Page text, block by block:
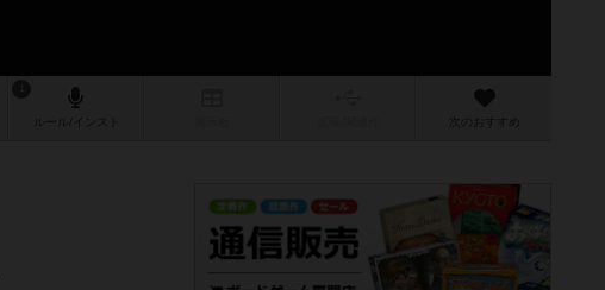
次のおすすめ